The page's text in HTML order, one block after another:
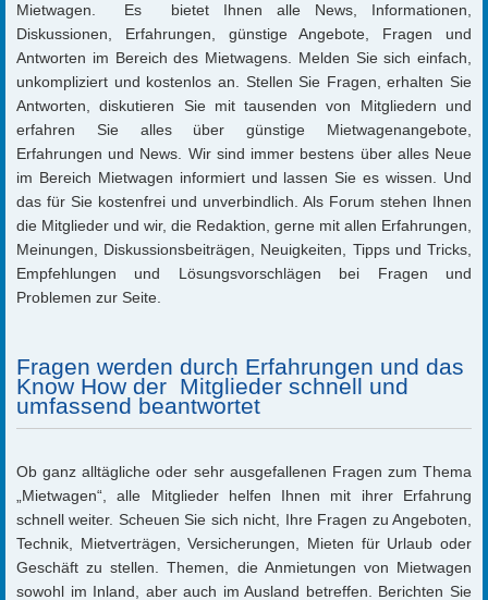
Mietwagen. Es bietet Ihnen alle News, Informationen,
Diskussionen, Erfahrungen, günstige Angebote, Fragen und
Antworten im Bereich des Mietwagens. Melden Sie sich einfach,
unkompliziert und kostenlos an. Stellen Sie Fragen, erhalten Sie
Antworten, diskutieren Sie mit tausenden von Mitgliedern und
erfahren Sie alles über günstige Mietwagenangebote,
Erfahrungen und News. Wir sind immer bestens über alles Neue
im Bereich Mietwagen informiert und lassen Sie es wissen. Und
das für Sie kostenfrei und unverbindlich. Als Forum stehen Ihnen
die Mitglieder und wir, die Redaktion, gerne mit allen Erfahrungen,
Meinungen, Diskussionsbeiträgen, Neuigkeiten, Tipps und Tricks,
Empfehlungen und Lösungsvorschlägen bei Fragen und
Problemen zur Seite.
Fragen werden durch Erfahrungen und das
Know How der Mitglieder schnell und
umfassend beantwortet
Ob ganz alltägliche oder sehr ausgefallenen Fragen zum Thema
„Mietwagen“, alle Mitglieder helfen Ihnen mit ihrer Erfahrung
schnell weiter. Scheuen Sie sich nicht, Ihre Fragen zu Angeboten,
Technik, Mietverträgen, Versicherungen, Mieten für Urlaub oder
Geschäft zu stellen. Themen, die Anmietungen von Mietwagen
sowohl im Inland, aber auch im Ausland betreffen. Berichten Sie